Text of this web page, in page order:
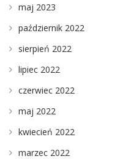
maj 2023
październik 2022
sierpień 2022
lipiec 2022
czerwiec 2022
maj 2022
kwiecień 2022
marzec 2022